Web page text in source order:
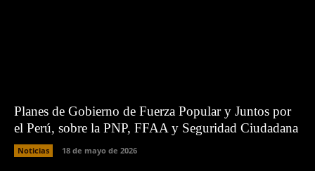
Planes de Gobierno de Fuerza Popular y Juntos por
el Perú, sobre la PNP, FFAA y Seguridad Ciudadana
Noticias 18 de mayo de 2026